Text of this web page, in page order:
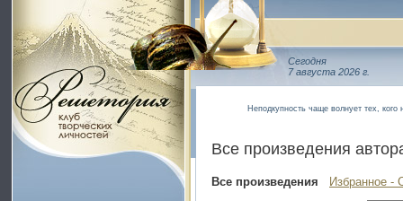
Сегодня
7 августа 2026 г.
Неподкупность чаще волнует тех, кого
Все произведения
Все произведения
Избранное -